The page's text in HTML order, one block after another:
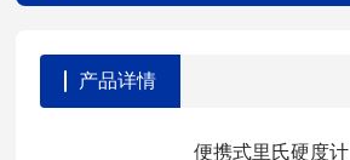
产品详情
便携式里氏硬度计